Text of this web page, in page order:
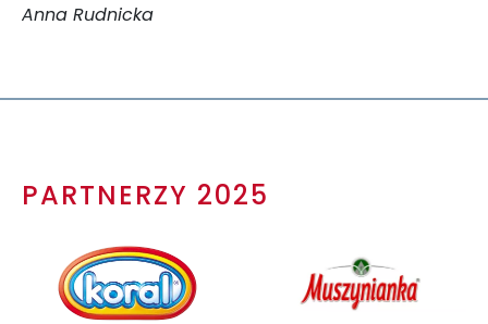
Anna Rudnicka
PARTNERZY 2025